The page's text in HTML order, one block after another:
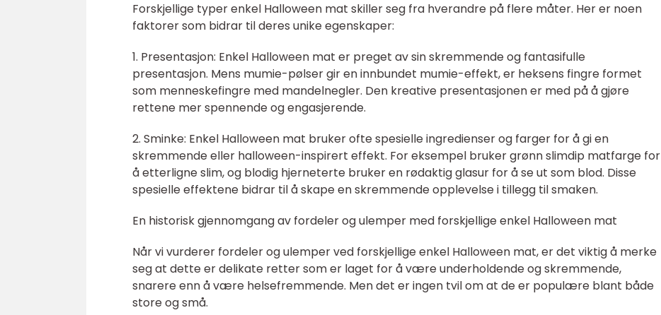
Forskjellige typer enkel Halloween mat skiller seg fra hverandre på flere måter. Her er noen
faktorer som bidrar til deres unike egenskaper:
1. Presentasjon: Enkel Halloween mat er preget av sin skremmende og fantasifulle
presentasjon. Mens mumie-pølser gir en innbundet mumie-effekt, er heksens fingre formet
som menneskefingre med mandelnegler. Den kreative presentasjonen er med på å gjøre
rettene mer spennende og engasjerende.
2. Sminke: Enkel Halloween mat bruker ofte spesielle ingredienser og farger for å gi en
skremmende eller halloween-inspirert effekt. For eksempel bruker grønn slimdip matfarge for
å etterligne slim, og blodig hjerneterte bruker en rødaktig glasur for å se ut som blod. Disse
spesielle effektene bidrar til å skape en skremmende opplevelse i tillegg til smaken.
En historisk gjennomgang av fordeler og ulemper med forskjellige enkel Halloween mat
Når vi vurderer fordeler og ulemper ved forskjellige enkel Halloween mat, er det viktig å merke
seg at dette er delikate retter som er laget for å være underholdende og skremmende,
snarere enn å være helsefremmende. Men det er ingen tvil om at de er populære blant både
store og små.